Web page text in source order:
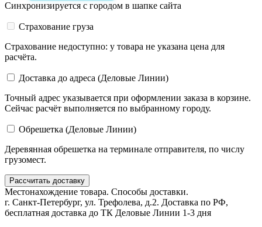
Синхронизируется с городом в шапке сайта
Страхование груза
Страхование недоступно: у товара не указана цена для
расчёта.
Доставка до адреса (Деловые Линии)
Точный адрес указывается при оформлении заказа в корзине.
Сейчас расчёт выполняется по выбранному городу.
Обрешетка (Деловые Линии)
Деревянная обрешетка на терминале отправителя, по числу
грузомест.
Рассчитать доставку
Местонахождение товара. Способы доставки.
г. Санкт-Петербург, ул. Трефолева, д.2. Доставка по РФ,
бесплатная доставка до ТК Деловые Линии 1-3 дня